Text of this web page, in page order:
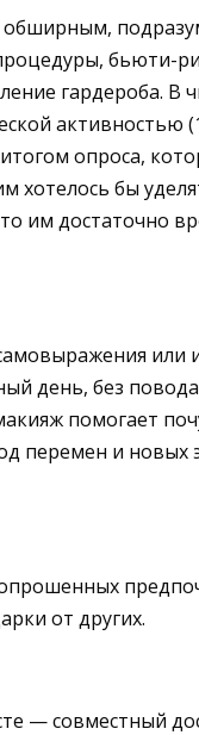
обширным,
бьюти-
гардероба. В
активностью
опроса,
хотелось бы
им достаточно
или
день, без
помогает
перемен и новых
опрошенных
от других.
— совместный